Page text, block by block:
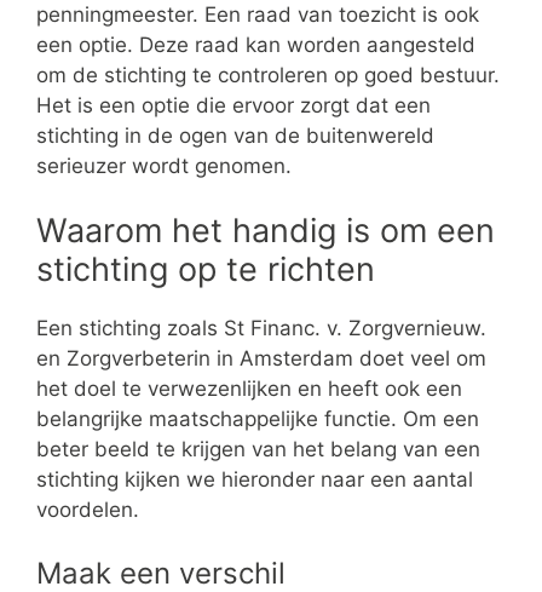
penningmeester. Een raad van toezicht is ook
een optie. Deze raad kan worden aangesteld
om de stichting te controleren op goed bestuur.
Het is een optie die ervoor zorgt dat een
stichting in de ogen van de buitenwereld
serieuzer wordt genomen.
Waarom het handig is om een
stichting op te richten
Een stichting zoals St Financ. v. Zorgvernieuw.
en Zorgverbeterin in Amsterdam doet veel om
het doel te verwezenlijken en heeft ook een
belangrijke maatschappelijke functie. Om een
beter beeld te krijgen van het belang van een
stichting kijken we hieronder naar een aantal
voordelen.
Maak een verschil